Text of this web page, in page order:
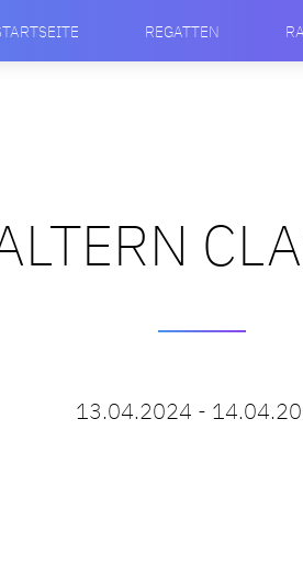
REGATTEN
13.04.2024 -